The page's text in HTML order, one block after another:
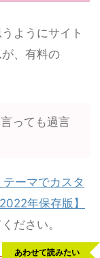
ようにサイト
、有料の
っても過言
ーマでカスタ
年保存版】
ださい。
あわせて読みたい